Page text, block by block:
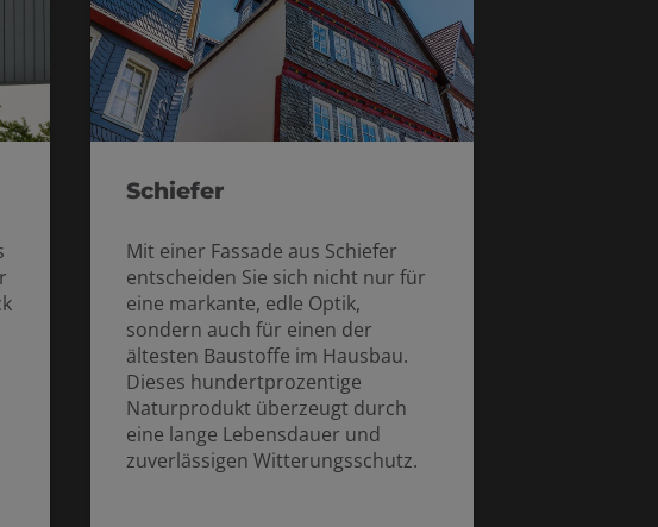
Schiefer
Mit einer Fassade aus Schiefer
entscheiden Sie sich nicht nur für
eine markante, edle Optik,
sondern auch für einen der
ältesten Baustoffe im Hausbau.
Dieses hundertprozentige
Naturprodukt überzeugt durch
eine lange Lebensdauer und
zuverlässigen Witterungsschutz.